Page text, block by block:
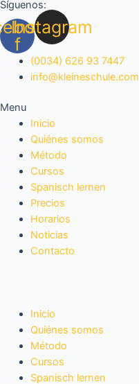
Ir
al
contenido
Síguenos:
f
Instagram
(0034) 626 93 7447
info@kleineschule.com
Menu
Inicio
Quiénes somos
Método
Cursos
Spanisch lernen
Precios
Horarios
Noticias
Contacto
Inicio
Quiénes somos
Método
Cursos
Spanisch lernen
Navegación
de
entradas